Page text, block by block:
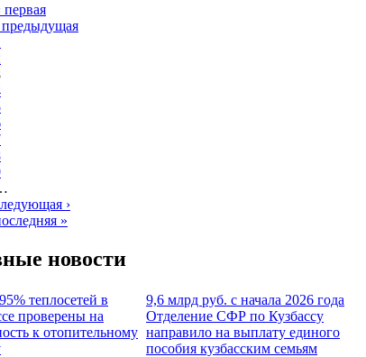
первая
предыдущая
›
»
новости
теплосетей в
проверены на
к отопительному
9,6 млрд руб. с начала 2026 года
Отделение СФР по Кузбассу
направило на выплату единого
пособия кузбасским семьям